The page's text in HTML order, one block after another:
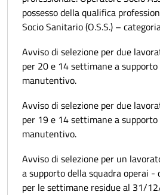
possesso della qualifica
Socio Sanitario (O.S.S.) –
Avviso di selezione per due
per 20 e 14 settimane a
manutentivo.
Avviso di selezione per due
per 19 e 14 settimane a
manutentivo.
Avviso di selezione per un
a supporto della squadra operai
per le settimane residue al 31/